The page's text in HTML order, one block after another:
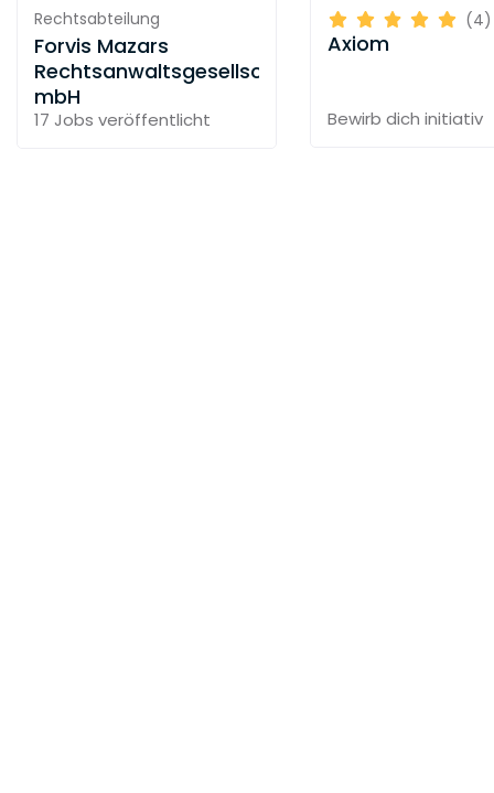
Rechtsabteilung
Forvis Mazars
Rechtsanwaltsgesellschaft
mbH
17 Jobs veröffentlicht
(4)
Axiom
Bewirb dich initiativ